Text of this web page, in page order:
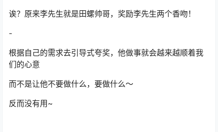
诶？原来李先生就是田螺帅哥，奖励李先生两个香吻！
-
根据自己的需求去引导式夸奖，他做事就会越来越顺着我
们的心意
而不是让他不要做什么，要做什么～
反而没有用~